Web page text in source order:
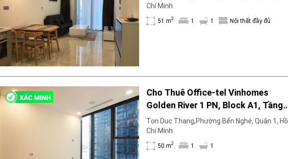
trong tháng 4
Chí Minh
51 m2 1 1 Nội thất đầy đủ
Cho Thuê Office-tel Vinhomes
Golden River 1 PN, Block A1, Tầng
33. Sẵn sàng cho thuê trong tháng
3
Ton Duc Thang,Phường Bến Nghé, Quận 1, Hồ
Chí Minh
50 m2 1 1